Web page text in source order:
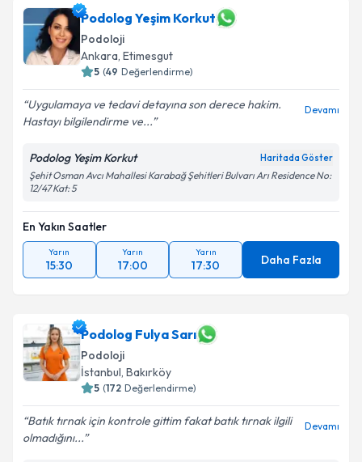
Podolog Yeşim Korkut
Podoloji
Ankara, Etimesgut
5 (49 Değerlendirme)
Uygulamaya ve tedavi detayına son derece hakim.
Hastayı bilgilendirme ve...
Devamı
Podolog Yeşim Korkut Haritada Göster
Şehit Osman Avcı Mahallesi Karabağ Şehitleri Bulvarı Arı Residence No:
12/47 Kat: 5
En Yakın Saatler
Yarın
15:30
Yarın
17:00
Yarın
17:30 Daha Fazla
Podolog Fulya Sarı
Podoloji
İstanbul, Bakırköy
5 (172 Değerlendirme)
Batık tırnak için kontrole gittim fakat batık tırnak ilgili
olmadığını...
Devamı